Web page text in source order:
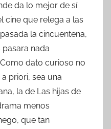
da lo mejor de sí
cine que relega a las
la cincuentena,
nada
dato curioso no
priori, sea una
la de Las hijas de
menos
que tan